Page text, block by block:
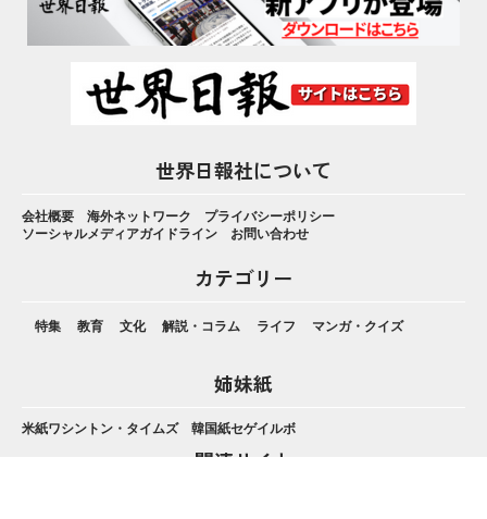
世界日報社について
会社概要 海外ネットワーク
プライバシーポリシー
ソーシャルメディアガイドライン
お問い合わせ
カテゴリー
特集 教育 文化 解説・コラム ライフ マンガ・クイズ
姉妹紙
米紙ワシントン・タイムズ 韓国紙セゲイルボ
関連サイト